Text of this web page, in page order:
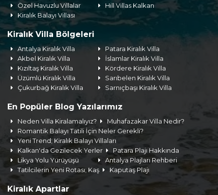
Özel Havuzlu Villalar
Hill Villas Kalkan
Kiralık Balayı Villası
Kiralık Villa Bölgeleri
Antalya Kiralık Villa
Patara Kiralık Villa
Akbel Kiralık Villa
İslamlar Kiralık Villa
Kızıltaş Kiralık Villa
Kördere Kiralık Villa
Üzümlü Kiralık Villa
Sarıbelen Kiralık Villa
Çukurbağ Kiralık Villa
Sarnıçbaşı Kiralık Villa
En Popüler Blog Yazılarımız
Neden Villa Kiralamalıyız?
Muhafazakar Villa Nedir?
Romantik Balayı Tatili İçin Neler Gerekli?
Yeni Trend; Kiralık Balayı Villaları
Kalkan'da Gezilecek Yerler
Patara Plajı Hakkında
Likya Yolu Yürüyüşü
Antalya Plajları Rehberi
Tatilcilerin Yeni Rotası; Kaş
Kaputaş Plajı
Kiralık Apartlar